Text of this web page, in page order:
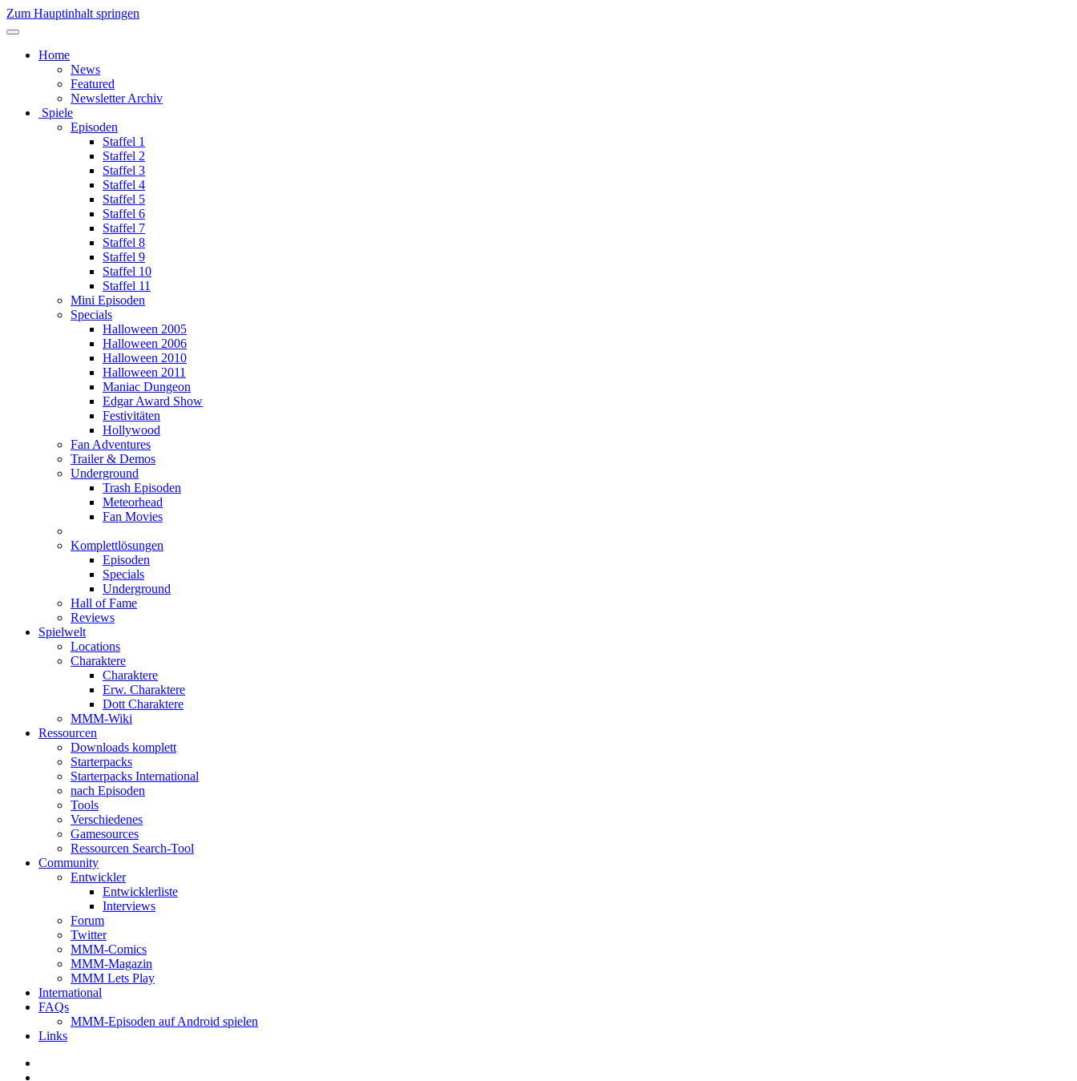
Zum Hauptinhalt springen
Home
News
Featured
Newsletter Archiv
Spiele
Episoden
Staffel 1
Staffel 2
Staffel 3
Staffel 4
Staffel 5
Staffel 6
Staffel 7
Staffel 8
Staffel 9
Staffel 10
Staffel 11
Mini Episoden
Specials
Halloween 2005
Halloween 2006
Halloween 2010
Halloween 2011
Maniac Dungeon
Edgar Award Show
Festivitäten
Hollywood
Fan Adventures
Trailer & Demos
Underground
Trash Episoden
Meteorhead
Fan Movies
Komplettlösungen
Episoden
Specials
Underground
Hall of Fame
Reviews
Spielwelt
Locations
Charaktere
Charaktere
Erw. Charaktere
Dott Charaktere
MMM-Wiki
Ressourcen
Downloads komplett
Starterpacks
Starterpacks International
nach Episoden
Tools
Verschiedenes
Gamesources
Ressourcen Search-Tool
Community
Entwickler
Entwicklerliste
Interviews
Forum
Twitter
MMM-Comics
MMM-Magazin
MMM Lets Play
International
FAQs
MMM-Episoden auf Android spielen
Links